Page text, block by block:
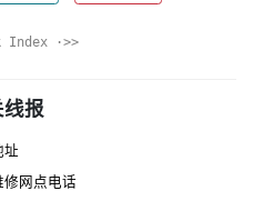
Index ·>>
报
址
网点电话